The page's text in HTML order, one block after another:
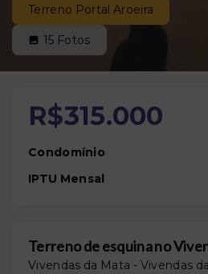
Terreno Portal Aroeira
15 Fotos
R$315.000
Condomínio
IPTU Mensal
Terreno de esquina no
Vivendas da Mata - Vivendas